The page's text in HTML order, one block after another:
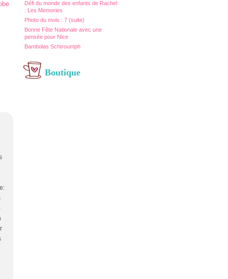
Défi du monde des enfants de Rachel
: Les Memories
Photo du mois : 7 (suite)
Bonne Fête Nationale avec une
pensée pour Nice
Bambolas Schtroumph
Boutique